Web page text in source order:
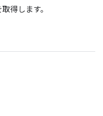
得します。